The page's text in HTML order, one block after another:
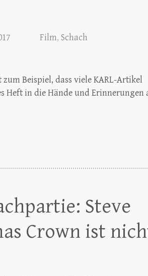
Film, Schach
zum Beispiel, dass viele KARL-Artikel
Heft in die Hände und Erinnerungen
Steve
Crown ist